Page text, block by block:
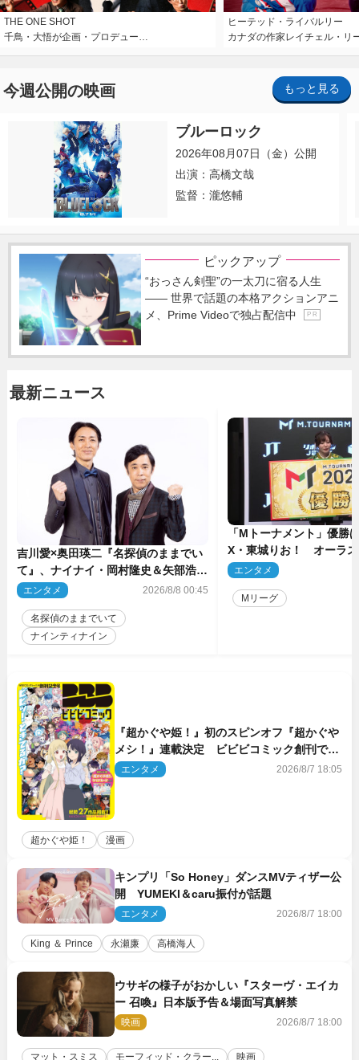
THE ONE SHOT
千鳥・大悟が企画・プロデュー…
ヒーテッド・ライバルリー
カナダの作家レイチェル・リ
今週公開の映画 もっと見る
ブルーロック
2026年08月07日（金）公開
出演：高橋文哉
監督：瀧悠輔
ピックアップ
“おっさん剣聖”の一太刀に宿る人生
―― 世界で話題の本格アクションアニ
メ、Prime Videoで独占配信中
P R
最新ニュース
吉川愛×奥田瑛二『名探偵のままでい
て』、ナイナイ・岡村隆史＆矢部浩之
のゲスト出演が決定！
エンタメ 2026/8/8 00:45
名探偵のままでいて
ナインティナイン
「Mトーナメント」優勝
X・東城りお！ オーラス
後は自ら和了って幕引き
エンタメ
Mリーグ
『超かぐや姫！』初のスピンオフ『超かぐや
メシ！』連載決定 ビビビコミック創刊で31
作品一挙公開
エンタメ 2026/8/7 18:05
超かぐや姫！ 漫画
キンプリ「So Honey」ダンスMVティザー公
開 YUMEKI＆caru振付が話題
エンタメ 2026/8/7 18:00
King ＆ Prince 永瀬廉 高橋海人
ウサギの様子がおかしい『スターヴ・エイカ
ー 召喚』日本版予告＆場面写真解禁
映画 2026/8/7 18:00
マット・スミス モーフィッド・クラー... 映画